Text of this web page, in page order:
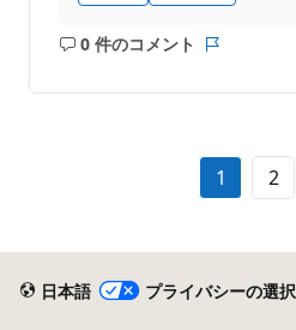
0 件のコメント
コ
せ
ん
1 2
日本語 プライバシーの選択